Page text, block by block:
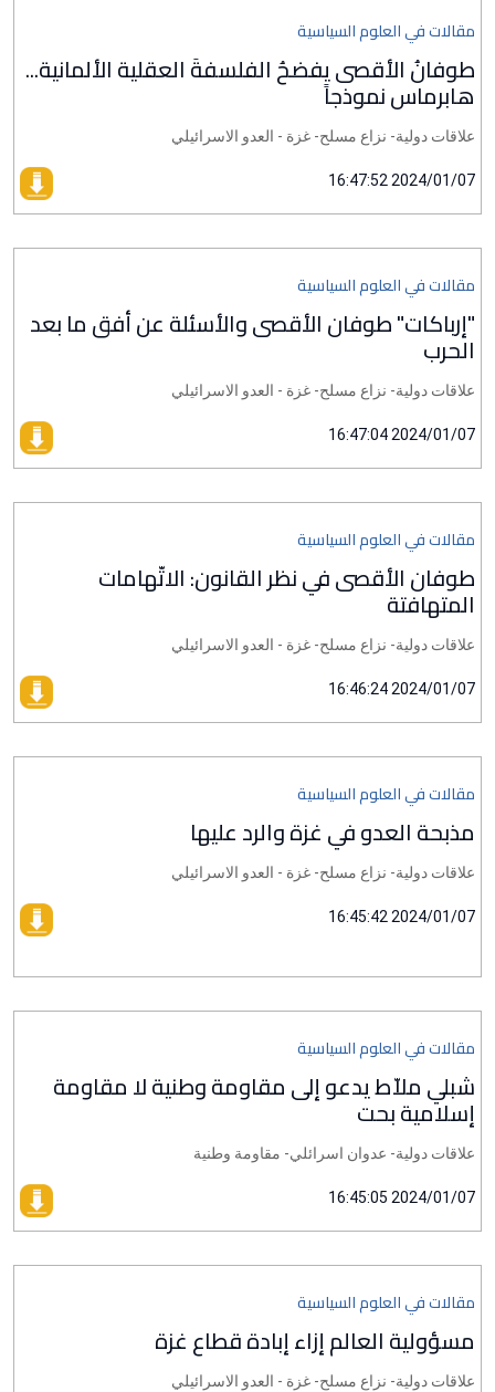
مقالات في العلوم السياسية
طوفانُ الأقصى يفضحُ الفلسفةَ العقلية الألمانية...
هابرماس نموذجاً
علاقات دولية- نزاع مسلح- غزة - العدو الاسرائيلي
2024/01/07 16:47:52
مقالات في العلوم السياسية
"إرباكات" طوفان الأقصى والأسئلة عن أفق ما بعد
الحرب
علاقات دولية- نزاع مسلح- غزة - العدو الاسرائيلي
2024/01/07 16:47:04
مقالات في العلوم السياسية
طوفان الأقصى في نظر القانون: الاتّهامات
المتهافتة
علاقات دولية- نزاع مسلح- غزة - العدو الاسرائيلي
2024/01/07 16:46:24
مقالات في العلوم السياسية
مذبحة العدو في غزة والرد عليها
علاقات دولية- نزاع مسلح- غزة - العدو الاسرائيلي
2024/01/07 16:45:42
مقالات في العلوم السياسية
شبلي ملاّط يدعو إلى مقاومة وطنية لا مقاومة
إسلامية بحت
علاقات دولية- عدوان اسرائلي- مقاومة وطنية
2024/01/07 16:45:05
مقالات في العلوم السياسية
مسؤولية العالم إزاء إبادة قطاع غزة
علاقات دولية- نزاع مسلح- غزة - العدو الاسرائيلي